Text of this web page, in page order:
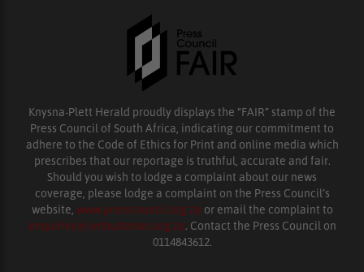
Knysna-Plett Herald proudly displays the “FAIR” stamp of the
Press Council of South Africa, indicating our commitment to
adhere to the Code of Ethics for Print and online media which
prescribes that our reportage is truthful, accurate and fair.
Should you wish to lodge a complaint about our news
coverage, please lodge a complaint on the Press Council’s
website, www.presscouncil.org.za or email the complaint to
enquiries@ombudsman.org.za. Contact the Press Council on
0114843612.